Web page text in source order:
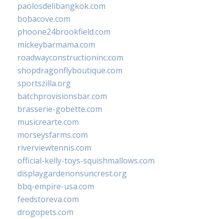
paolosdelibangkok.com
bobacove.com
phoone24brookfield.com
mickeybarmama.com
roadwayconstructioninc.com
shopdragonflyboutique.com
sportszilla.org
batchprovisionsbar.com
brasserie-gobette.com
musicrearte.com
morseysfarms.com
riverviewtennis.com
official-kelly-toys-squishmallows.com
displaygardenonsuncrest.org
bbq-empire-usa.com
feedstoreva.com
drogopets.com